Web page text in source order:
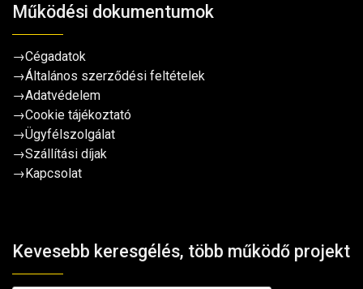
Működési dokumentumok
→Cégadatok
→Általános szerződési feltételek
→Adatvédelem
→Cookie tájékoztató
→Ügyfélszolgálat
→Szállítási díjak
→Kapcsolat
Kevesebb keresgélés, több működő projekt